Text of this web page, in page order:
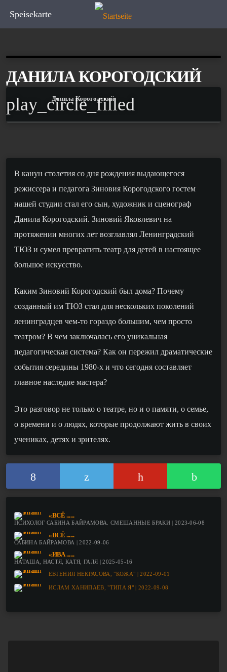
Speisekarte
ДАНИЛА КОРОГОДСКИЙ
play_circle_filled
Данила Корогодский
В канун столетия со дня рождения выдающегося
режиссера и педагога Зиновия Корогодского гостем
нашей студии стал его сын, художник и сценограф
Данила Корогодский. Зиновий Яковлевич на
протяжении многих лет возглавлял Ленинградский
ТЮЗ и сумел превратить театр для детей в настоящее
большое искусство.
Каким Зиновий Корогодский был дома? Почему
созданный им ТЮЗ стал для нескольких поколений
ленинградцев чем-то гораздо большим, чем просто
театром? В чем заключалась его уникальная
педагогическая система? Как он пережил драматические
события середины 1980-х и что сегодня составляет
главное наследие мастера?
Это разговор не только о театре, но и о памяти, о семье,
о времени и о людях, которые продолжают жить в своих
учениках, детях и зрителях.
«ВСЁ ......
ПСИХОЛОГ САБИНА БАЙРАМОВА. СМЕШАННЫЕ БРАКИ | 2023-06-08
«ВСЁ ......
САБИНА БАЙРАМОВА | 2022-09-06
«ИВА ......
НАТАША, НАСТЯ, КАТЯ, ГАЛЯ | 2025-05-16
ЕВГЕНИЯ НЕКРАСОВА, "КОЖА" | 2022-09-01
ИСЛАМ ХАНИПАЕВ, "ТИПА Я" | 2022-09-08